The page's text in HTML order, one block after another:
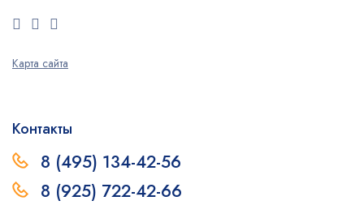
Карта сайта
Контакты
8 (495) 134-42-56
8 (925) 722-42-66